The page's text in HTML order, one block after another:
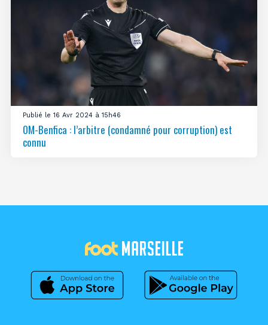
Publié le 16 Avr 2024 à 15h46
OM-Benfica : l’arbitre (condamné pour corruption) est
connu